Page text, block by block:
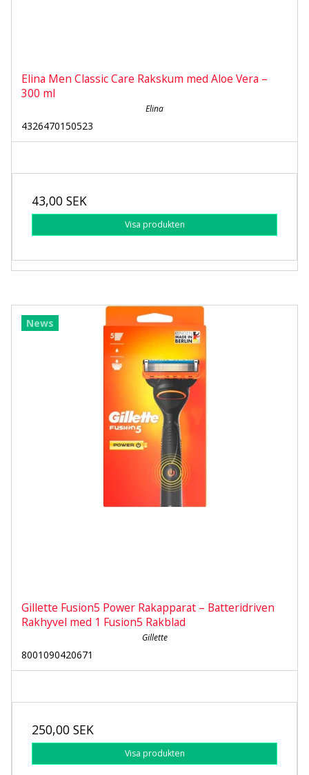
Elina Men Classic Care Rakskum med Aloe Vera –
300 ml
Elina
4326470150523
43,00 SEK
Visa produkten
News
Gillette Fusion5 Power Rakapparat – Batteridriven
Rakhyvel med 1 Fusion5 Rakblad
Gillette
8001090420671
250,00 SEK
Visa produkten